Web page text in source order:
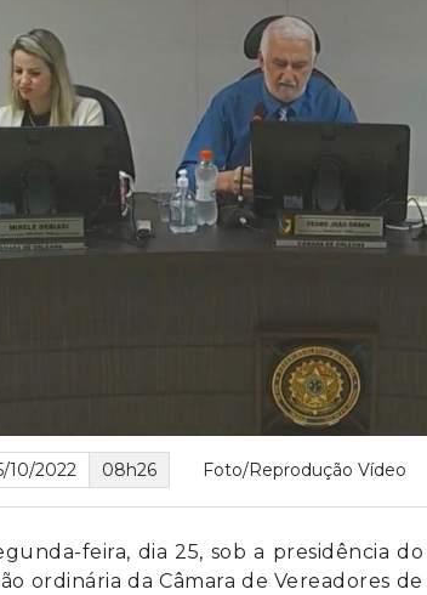
10/2022 08h26 Foto/Reprodução Vídeo
feira, dia 25, sob a presidência
ordinária da Câmara de Vereadores